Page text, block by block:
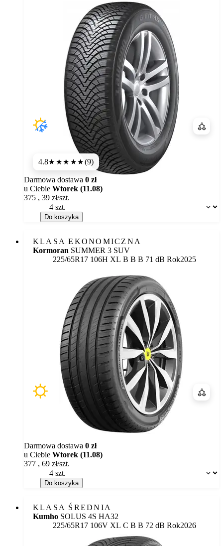
4.8★★★★★(9)
Dostępność:
Darmowa dostawa 0 zł
u Ciebie Wtorek (11.08)
375 , 39 zł/szt.
Do koszyka
KLASA EKONOMICZNA
Kormoran SUMMER 3 SUV
225/65R17 106H XL Etykieta:
B B B 71 dB Rok2025
Dostępność:
Darmowa dostawa 0 zł
u Ciebie Wtorek (11.08)
377 , 69 zł/szt.
Do koszyka
KLASA ŚREDNIA
Kumho SOLUS 4S HA32
225/65R17 106V XL Etykieta:
C B B 72 dB Rok2026